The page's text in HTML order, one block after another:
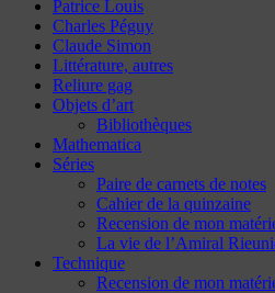
Patrice Louis
Charles Péguy
Claude Simon
Littérature, autres
Reliure gag
Objets d’art
Bibliothèques
Mathematica
Séries
Paire de carnets de notes
Cahier de la quinzaine
Recension de mon
La vie de l’Amiral
Technique
Recension de mon